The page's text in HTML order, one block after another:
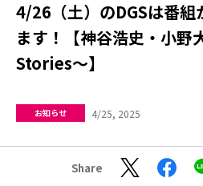
4/26（土）のDGSは番組
ます！【神谷浩史・小
Stories〜】
お知らせ 4/25, 2025
Share